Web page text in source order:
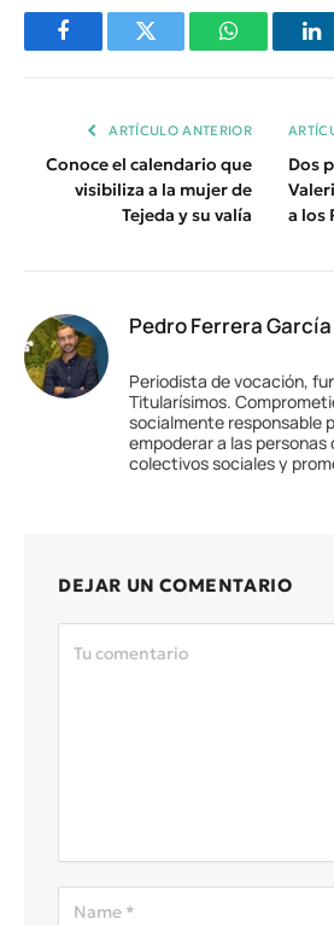
FacebookTwitter WhatsApp
ARTÍCULO ANTERIOR
Conoce el calendario que
visibiliza a la mujer de
Tejeda y su valía
Dos
a los
Pedro Ferrera García
Periodista de vocación,
Titularísimos.
socialmente responsable
empoderar a las
colectivos sociales y
DEJAR UN COMENTARIO